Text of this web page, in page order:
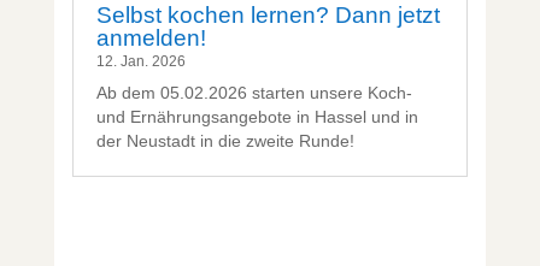
Selbst kochen lernen? Dann jetzt
anmelden!
12. Jan. 2026
Ab dem 05.02.2026 starten unsere Koch-
und Ernährungsangebote in Hassel und in
der Neustadt in die zweite Runde!